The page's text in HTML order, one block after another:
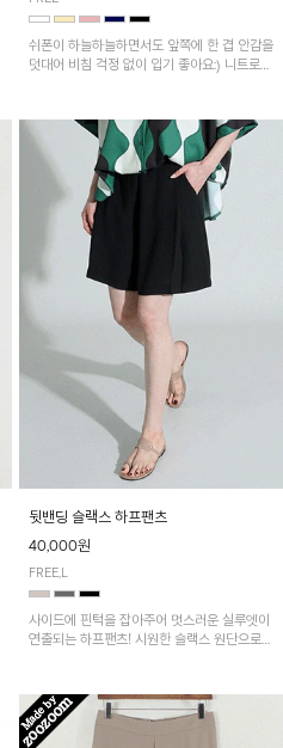
쉬폰이 하늘하늘하면서도 앞쪽에 한 겹 안감을
덧대어 비침 걱정 없이 입기 좋아요:) 니트로
뒷밴딩 슬랙스 하프팬츠
40,000원
FREE,L
사이드에 핀턱을 잡아주어 멋스러운 실루엣이
연출되는 하프팬츠! 시원한 슬랙스 원단으로